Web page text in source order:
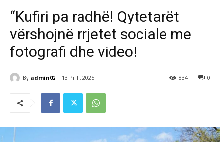
“Kufiri pa radhë! Qytetarët
vërshojnë rrjetet sociale me
fotografi dhe video!
By admin02 13 Prill, 2025 0
834